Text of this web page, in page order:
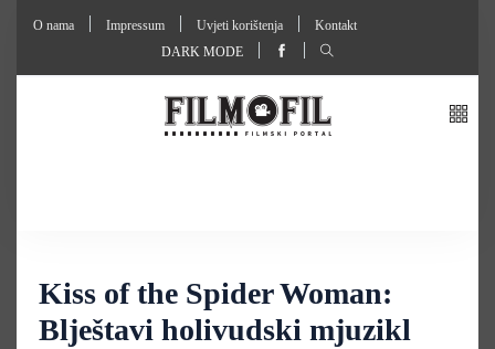
O nama Impressum Uvjeti korištenja
Kontakt
DARK MODE
Kiss of the Spider Woman:
Blještavi holivudski mjuzikl